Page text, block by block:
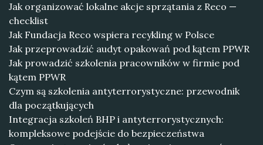
Jak organizować lokalne akcje sprzątania z Reco —
checklist
Jak Fundacja Reco wspiera recykling w Polsce
Jak przeprowadzić audyt opakowań pod kątem PPWR
Jak prowadzić szkolenia pracowników w firmie pod
kątem PPWR
Czym są szkolenia antyterrorystyczne: przewodnik
dla początkujących
Integracja szkoleń BHP i antyterrorystycznych:
kompleksowe podejście do bezpieczeństwa